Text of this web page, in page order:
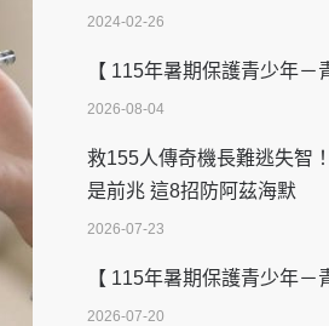
2024-02-26
【 115年暑期保護青少年－
2026-08-04
救155人傳奇機長難逃失智
是前兆 這8招防阿茲海默
2026-07-23
【 115年暑期保護青少年－
2026-07-20